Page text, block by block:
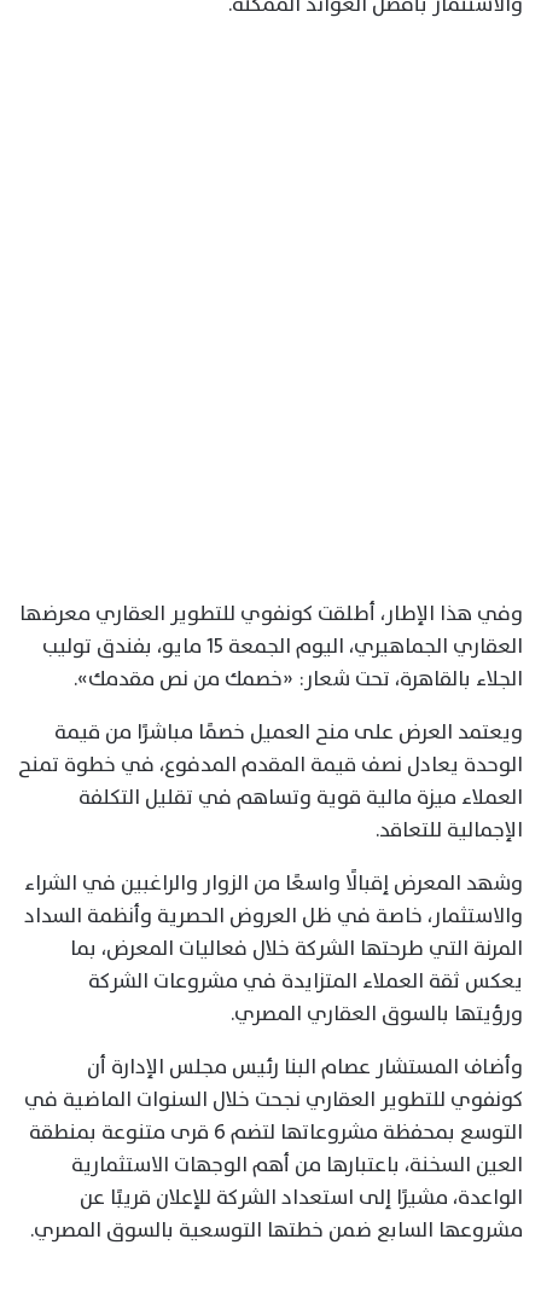
وفي هذا الإطار، أطلقت كونفوي للتطوير العقاري معرضها
العقاري الجماهيري، اليوم الجمعة 15 مايو، بفندق توليب
الجلاء بالقاهرة، تحت شعار: «خصمك من نص مقدمك».
ويعتمد العرض على منح العميل خصمًا مباشرًا من قيمة
الوحدة يعادل نصف قيمة المقدم المدفوع، في خطوة تمنح
العملاء ميزة مالية قوية وتساهم في تقليل التكلفة
الإجمالية للتعاقد.
وشهد المعرض إقبالًا واسعًا من الزوار والراغبين في الشراء
والاستثمار، خاصة في ظل العروض الحصرية وأنظمة السداد
المرنة التي طرحتها الشركة خلال فعاليات المعرض، بما
يعكس ثقة العملاء المتزايدة في مشروعات الشركة
ورؤيتها بالسوق العقاري المصري.
وأضاف المستشار عصام البنا رئيس مجلس الإدارة أن
كونفوي للتطوير العقاري نجحت خلال السنوات الماضية في
التوسع بمحفظة مشروعاتها لتضم 6 قرى متنوعة بمنطقة
العين السخنة، باعتبارها من أهم الوجهات الاستثمارية
الواعدة، مشيرًا إلى استعداد الشركة للإعلان قريبًا عن
مشروعها السابع ضمن خطتها التوسعية بالسوق المصري.